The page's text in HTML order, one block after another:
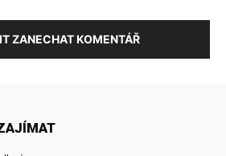
ZANECHAT KOMENTÁŘ